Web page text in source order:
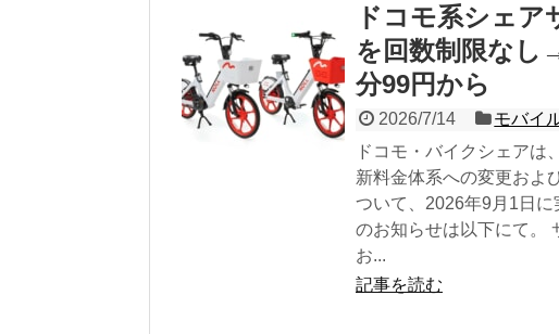
ドコモ系シェア
を回数制限なし
分99円から
2026/7/14 モバイ
ドコモ・バイクシェアは
新料金体系への変更およ
ついて、2026年9月1日
のお知らせは以下にて。
お...
記事を読む